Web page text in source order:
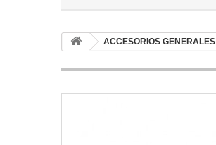
ACCESORIOS GENERALES